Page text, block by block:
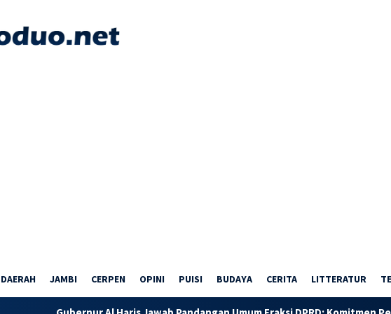
DAERAH JAMBI CERPEN OPINI PUISI BUDAYA CERITA LITTERATUR